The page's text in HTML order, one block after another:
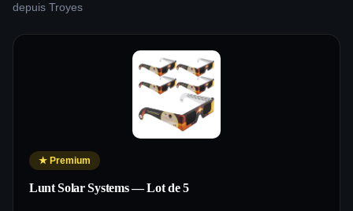
depuis Troyes
★ Premium
Lunt Solar Systems — Lot de 5